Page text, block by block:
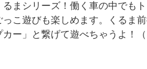
まシリーズ！働く車の中でも
こ遊びも楽しめます。くるま
ー」と繋げて遊べちゃうよ！